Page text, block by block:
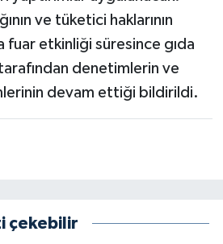
ve tüketici haklarının
fuar etkinliği süresince gıda
denetimlerin ve
devam ettiği bildirildi.
çekebilir